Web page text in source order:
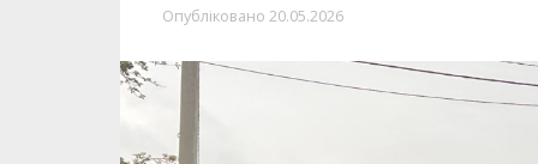
Опубліковано 20.05.2026